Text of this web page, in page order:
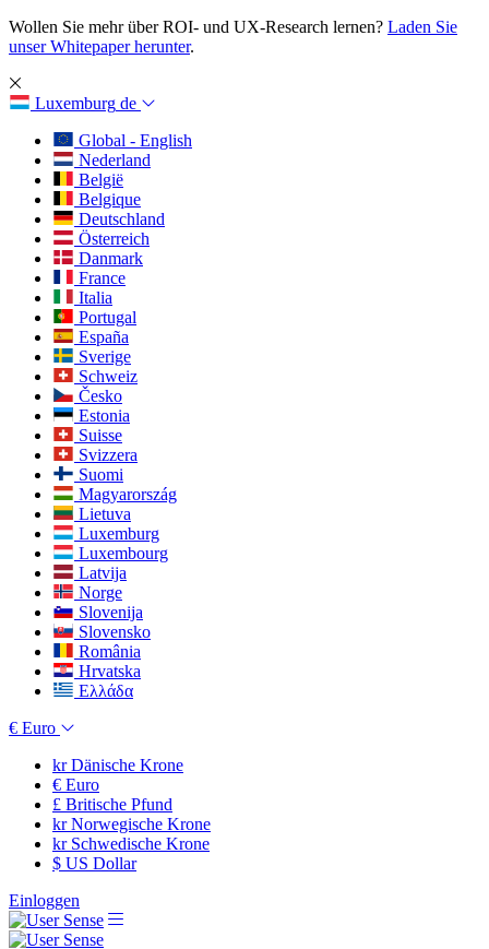
Wollen Sie mehr über ROI- und UX-Research lernen? Laden Sie
unser Whitepaper herunter.
Luxemburg de
Global - English
Nederland
België
Belgique
Deutschland
Österreich
Danmark
France
Italia
Portugal
España
Sverige
Schweiz
Česko
Estonia
Suisse
Svizzera
Suomi
Magyarország
Lietuva
Luxemburg
Luxembourg
Latvija
Norge
Slovenija
Slovensko
România
Hrvatska
Ελλάδα
€ Euro
krDänische Krone
€ Euro
£ Britische Pfund
krNorwegische Krone
krSchwedische Krone
$ US Dollar
Einloggen